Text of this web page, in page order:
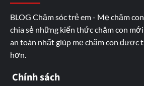
BLOG Chăm sóc trẻ em - Mẹ chăm
chia sẻ những kiến thức chăm con
an toàn nhất giúp mẹ chăm con
hơn.
Chính sách